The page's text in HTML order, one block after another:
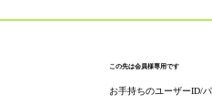
この先は会員様専用です
お手持ちのユーザーID/